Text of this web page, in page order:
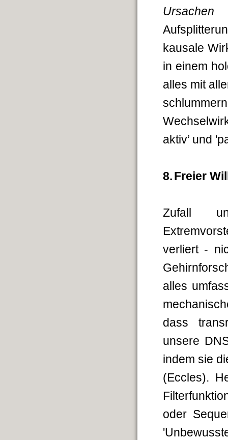
kausale
in einem
alles mit
aktiv’ und
8. Freier
Zufall
verliert -
alles
dass
unsere
indem sie
(Eccles).
oder